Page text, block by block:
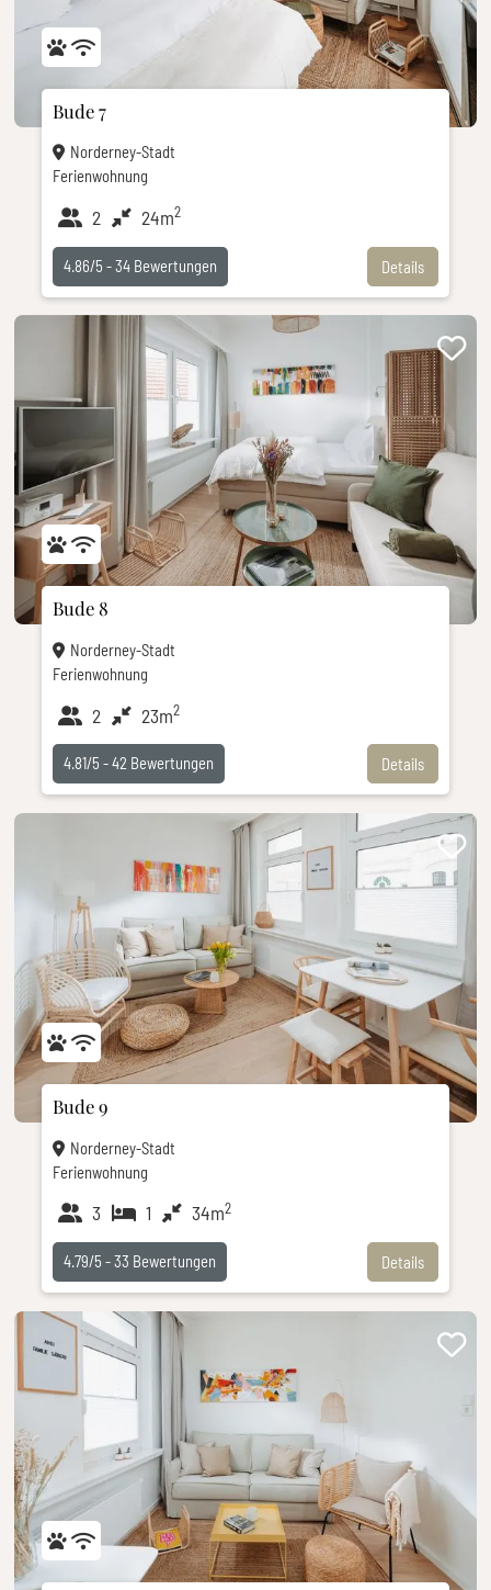
Bude 7
Norderney-Stadt
Ferienwohnung
2 24m2
Details
4.86/5 -34 Bewertungen
Bude 8
Norderney-Stadt
Ferienwohnung
2 23m2
Details
4.81/5 -42 Bewertungen
Bude 9
Norderney-Stadt
Ferienwohnung
3 1 34m2
Details
4.79/5 -33 Bewertungen